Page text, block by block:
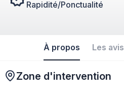
Rapidité/Ponctualité
À propos Les avis
Zone d'intervention